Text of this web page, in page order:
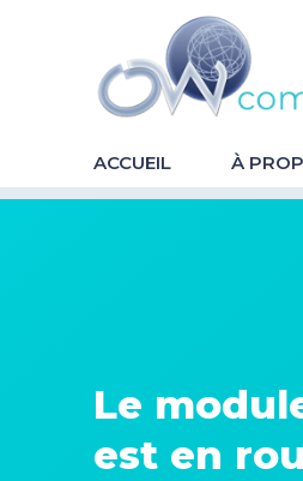
OrthoWave
Community
ACCUEIL À
Le
est en